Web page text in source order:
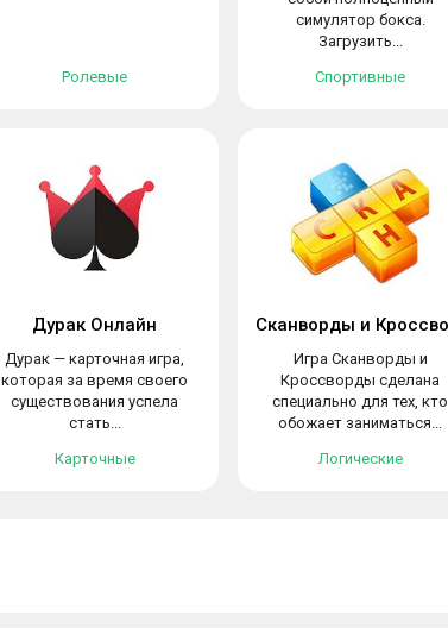
Ролевые
симулятор бокса.
Загрузить...
Спортивные
Дурак Онлайн
Дурак — карточная игра,
которая за время своего
существования успела
стать...
Карточные
Игра Сканворды и
Кроссворды сделана
специально для тех, кто
обожает заниматься...
Логические